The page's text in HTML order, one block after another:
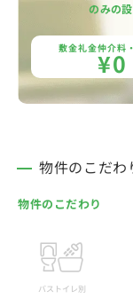
のみの
敷金礼金仲介料
¥0
物件のこだわ
物件のこだわり
バストイレ別